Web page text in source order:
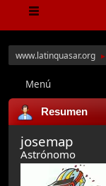
www.latinquasar.org ►
Menú
Resumen
josemap
Astrónomo